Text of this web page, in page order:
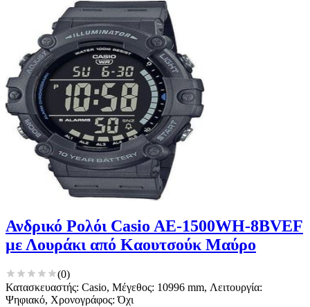
Ανδρικό Ρολόι Casio AE-1500WH-8BVEF
με Λουράκι από Καουτσούκ Μαύρο
(0)
Κατασκευαστής: Casio, Μέγεθος: 10996 mm, Λειτουργία:
Ψηφιακό, Χρονογράφος: Όχι